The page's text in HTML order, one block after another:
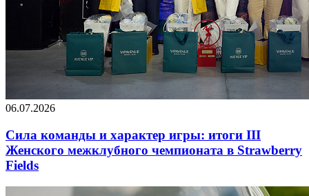
06.07.2026
Сила команды и характер игры: итоги III
Женского межклубного чемпионата в Strawberry
Fields